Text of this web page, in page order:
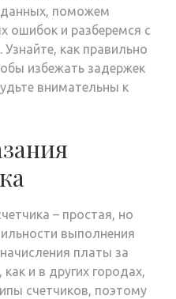
данных, поможем
ошибок и разберемся с
как правильно
избежать задержек
внимательны к
– простая, но
выполнения
платы за
и в других городах,
счетчиков, поэтому